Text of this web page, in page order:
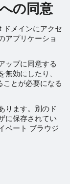
の同意
ドメインにアクセ
アプリケーショ
ップに同意する
効にしたり、
とが必要になる
ります。別のド
に保存されてい
ベート ブラウジ